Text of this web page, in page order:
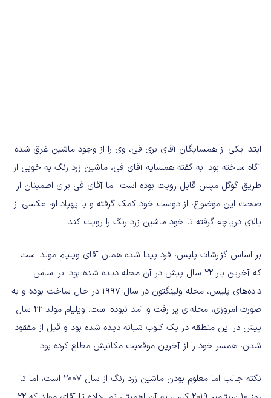
ابتدا یکی از همسایگان آقای بری فی، وی را از وجود ماشین غرق شده
آگاه ساخته بود. به گفته‌ همسایه آقای فی، ماشین زرد رنگ به خوبی از
طریق گوگل مپس قابل رویت بوده است. اما آقای فی برای اطمینان از
صحت این موضوع، از دوست خود کمک گرفته و با پهپاد او، عکسی از
بالای دریاچه گرفته تا خود ماشین زرد رنگ را رویت کند.
بر اساس گزارشات پلیس، فرد پیدا شده همان آقای ویلیام مولد است
که آخرین بار ۲۲ سال پیش در آن محله دیده شده بود. بر اساس
داده‌های پلیس، محله ولینگتون در سال ۱۹۹۷ در حال ساخت بوده و به
صورت امروزی، محله‌ای پر رفت و آمد نبوده است. ویلیام مولد ۲۲ سال
پیش در این منطقه در یک کلوب شبانه دیده شده بود و قبل از مفقود
شدن، همسر خود را از آخرین موقعیت مکانیش مطلع کرده بود.
نکته جالب اما معلوم بودن ماشین زرد رنگ از سال ۲۰۰۷ است، اما تا